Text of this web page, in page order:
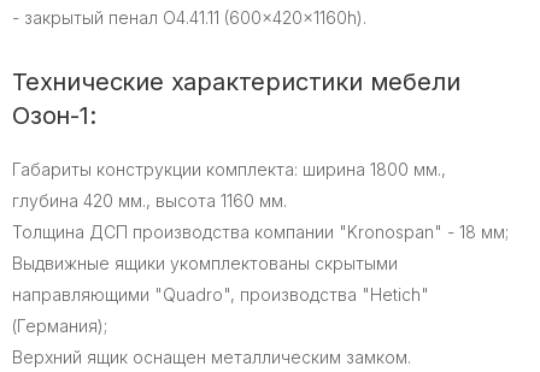
- закрытый пенал O4.41.11 (600x420x1160h).
Технические характеристики мебели
Озон-1:
Габариты конструкции комплекта: ширина 1800 мм.,
глубина 420 мм., высота 1160 мм.
Толщина ДСП производства компании "Kronospan" - 18 мм;
Выдвижные ящики укомплектованы скрытыми
направляющими "Quadro", производства "Hetich"
(Германия);
Верхний ящик оснащен металлическим замком.